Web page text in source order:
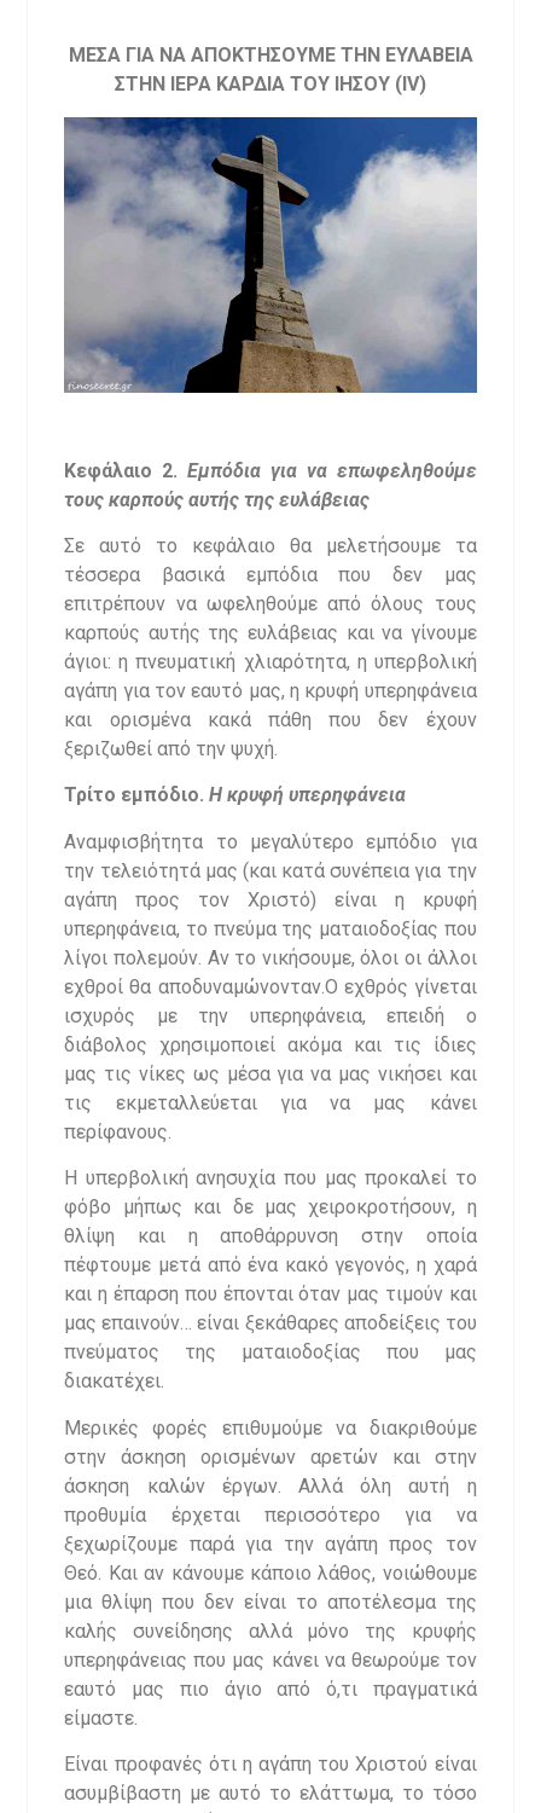
ΜΕΣΑ ΓΙΑ ΝΑ ΑΠΟΚΤΗΣΟΥΜΕ ΤΗΝ ΕΥΛΑΒΕΙΑ
ΣΤΗΝ ΙΕΡΑ ΚΑΡΔΙΑ ΤΟΥ ΙΗΣΟΥ (ΙV)
Κεφάλαιο 2.Εμπόδια για να επωφεληθούμε
τους καρπούς αυτής της ευλάβειας
Σε αυτό το κεφάλαιο θα μελετήσουμε τα
τέσσερα βασικά εμπόδια που δεν μας
επιτρέπουν να ωφεληθούμε από όλους τους
καρπούς αυτής της ευλάβειας και να γίνουμε
άγιοι: η πνευματική χλιαρότητα, η υπερβολική
αγάπη για τον εαυτό μας, η κρυφή υπερηφάνεια
και ορισμένα κακά πάθη που δεν έχουν
ξεριζωθεί από την ψυχή.
Τρίτο εμπόδιο.Η κρυφή υπερηφάνεια
Αναμφισβήτητα το μεγαλύτερο εμπόδιο για
την τελειότητά μας (και κατά συνέπεια για την
αγάπη προς τον Χριστό) είναι η κρυφή
υπερηφάνεια, το πνεύμα της ματαιοδοξίας που
λίγοι πολεμούν. Αν το νικήσουμε, όλοι οι άλλοι
εχθροί θα αποδυναμώνονταν.Ο εχθρός γίνεται
ισχυρός με την υπερηφάνεια, επειδή ο
διάβολος χρησιμοποιεί ακόμα και τις ίδιες
μας τις νίκες ως μέσα για να μας νικήσει και
τις εκμεταλλεύεται για να μας κάνει
περίφανους.
Η υπερβολική ανησυχία που μας προκαλεί το
φόβο μήπως και δε μας χειροκροτήσουν, η
θλίψη και η αποθάρρυνση στην οποία
πέφτουμε μετά από ένα κακό γεγονός, η χαρά
και η έπαρση που έπονται όταν μας τιμούν και
μας επαινούν… είναι ξεκάθαρες αποδείξεις του
πνεύματος της ματαιοδοξίας που μας
διακατέχει.
Μερικές φορές επιθυμούμε να διακριθούμε
στην άσκηση ορισμένων αρετών και στην
άσκηση καλών έργων. Αλλά όλη αυτή η
προθυμία έρχεται περισσότερο για να
ξεχωρίζουμε παρά για την αγάπη προς τον
Θεό. Και αν κάνουμε κάποιο λάθος, νοιώθουμε
μια θλίψη που δεν είναι το αποτέλεσμα της
καλής συνείδησης αλλά μόνο της κρυφής
υπερηφάνειας που μας κάνει να θεωρούμε τον
εαυτό μας πιο άγιο από ό,τι πραγματικά
είμαστε.
Είναι προφανές ότι η αγάπη του Χριστού είναι
ασυμβίβαστη με αυτό το ελάττωμα, το τόσο